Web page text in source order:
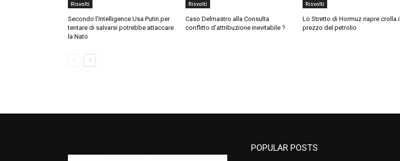
Risvolti
Secondo l’Intelligence Usa Putin per
tentare di salvarsi potrebbe attaccare
la Nato
Risvolti
Caso Delmastro alla Consulta
conflitto d’attribuzione inevitabile ?
Risvolti
Lo Stretto di Hormuz riapre crolla il
prezzo del petrolio
POPULAR POSTS